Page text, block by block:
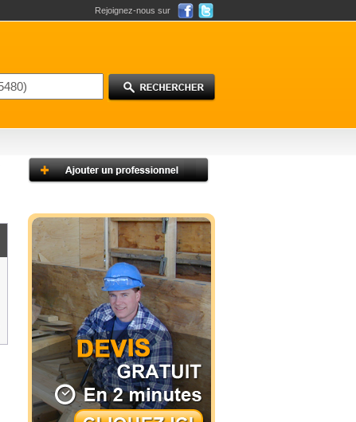
Rejoignez-nous sur